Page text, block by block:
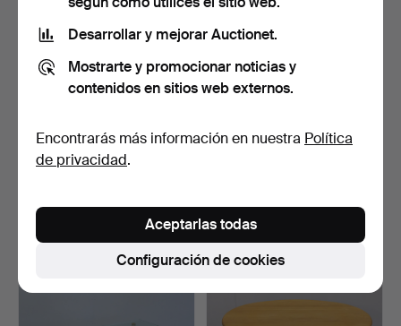
MESA CON TAPA DE
154 USD
8 pujas
Desarrollar y mejorar Auctionet.
Mostrarte y promocionar noticias y
contenidos en sitios web externos.
Encontrarás más información en nuestra Política
de privacidad.
Configuración de cookies
Aceptarlas todas